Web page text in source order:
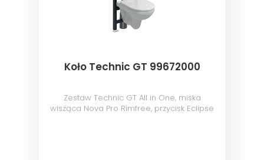
Koło Technic GT 99672000
Zestaw Technic GT All in One, miska
wisząca Nova Pro Rimfree, przycisk Eclipse